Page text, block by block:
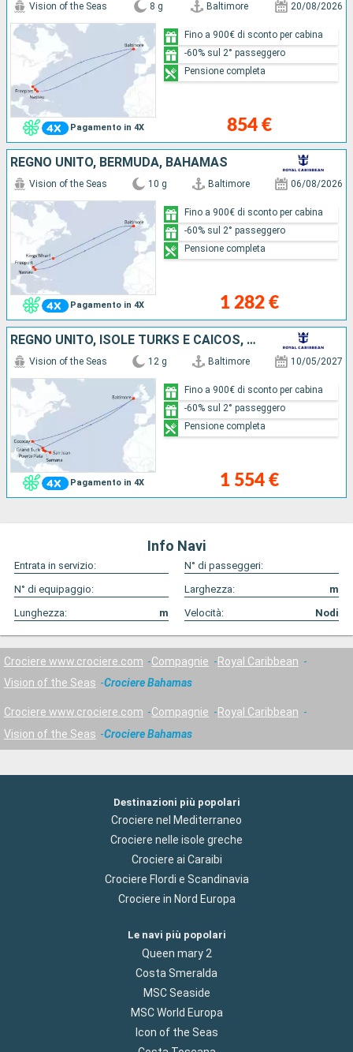
Pagamento in 4X
Vision of the Seas 8 g Baltimore 20/08/2026
854 €
Fino a 900€ di sconto per cabina
-60% sul 2° passeggero
Pensione completa
REGNO UNITO, BERMUDA, BAHAMAS
Pagamento in 4X
Vision of the Seas 10 g Baltimore 06/08/2026
1 282 €
Fino a 900€ di sconto per cabina
-60% sul 2° passeggero
Pensione completa
REGNO UNITO, ISOLE TURKS E CAICOS, PORTORICO, REPUBBLICA DOMINICANA, BAHAMAS
Pagamento in 4X
Vision of the Seas 12 g Baltimore 10/05/2027
1 554 €
Fino a 900€ di sconto per cabina
-60% sul 2° passeggero
Pensione completa
Info Navi
Entrata in servizio:
N° di passeggeri:
N° di equipaggio:
Larghezza:
m
Lunghezza:
m Velocità: Nodi
Crociere www.crociere.com Compagnie
Royal Caribbean
Vision of the Seas
Crociere Bahamas
Crociere www.crociere.com Compagnie
Royal Caribbean
Vision of the Seas
Crociere Bahamas
Destinazioni più popolari
Crociere nel Mediterraneo
Crociere nelle isole greche
Crociere ai Caraibi
Crociere Flordi e Scandinavia
Crociere in Nord Europa
Le navi più popolari
Queen mary 2
Costa Smeralda
MSC Seaside
MSC World Europa
Icon of the Seas